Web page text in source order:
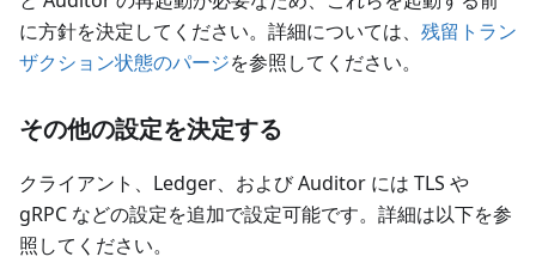
に方針を決定してください。詳細については、 残留トラン
ザクション状態のパージを参照してください。
その他の設定を決定する
クライアント、Ledger、および Auditor には TLS や
gRPC などの設定を追加で設定可能です。詳細は以下を参
照してください。